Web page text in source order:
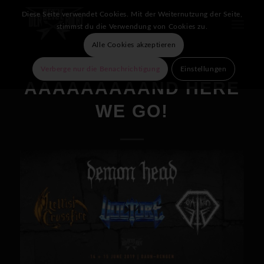
AAAAAAAAAND HERE
WE GO!
Diese Seite verwendet Cookies. Mit der Weiternutzung der Seite,
stimmst du die Verwendung von Cookies zu.
Alle Cookies akzeptieren
Verberge nur die Benachrichtigung Einstellungen